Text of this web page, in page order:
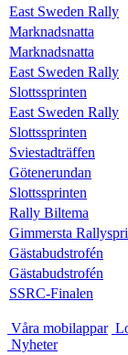
East Sweden Rally
Marknadsnatta
Marknadsnatta
East Sweden Rally
Slottssprinten
East Sweden Rally
Slottssprinten
Sviestadträffen
Götenerundan
Slottssprinten
Rally Biltema
Gimmersta
Gästabudstrofén
Gästabudstrofén
SSRC-Finalen
Våra mobilappar
Nyheter